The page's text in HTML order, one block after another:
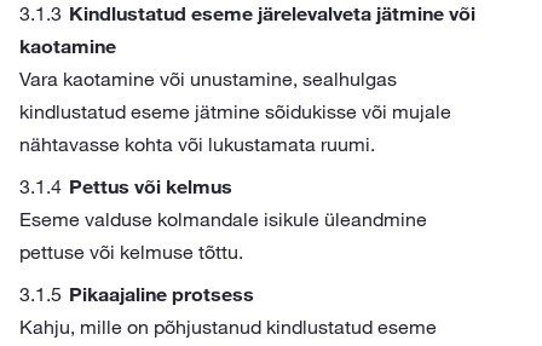
Kindlustatud eseme järelevalveta jätmine või
kaotamine
Vara kaotamine või unustamine, sealhulgas
kindlustatud eseme jätmine sõidukisse või mujale
nähtavasse kohta või lukustamata ruumi.
Pettus või kelmus
Eseme valduse kolmandale isikule üleandmine
pettuse või kelmuse tõttu.
Pikaajaline protsess
Kahju, mille on põhjustanud kindlustatud eseme